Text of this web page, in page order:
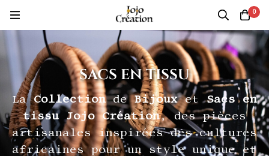
0
SACS EN TISSU
LaCollectiondeBijouxetSacs en
tissu Jojo Création, des pièces
artisanales inspirées des cultures
africaines pour un style unique et